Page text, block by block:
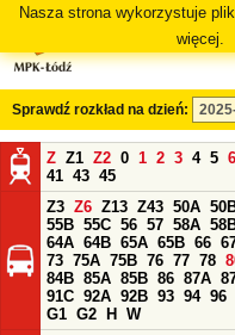
Nasza strona wykorzystuje
więcej.
Sprawdź rozkład na dzień:
Z Z1 Z2 0 1 2 3 4 5 6
41 43 45
Z3 Z6 Z13 Z43 50A
55B 55C 56 57 58A
64A 64B 65A 65B 66
73 75A 75B 76 77 78
84B 85A 85B 86 87A
91C 92A 92B 93 94 96
G1 G2 H
W